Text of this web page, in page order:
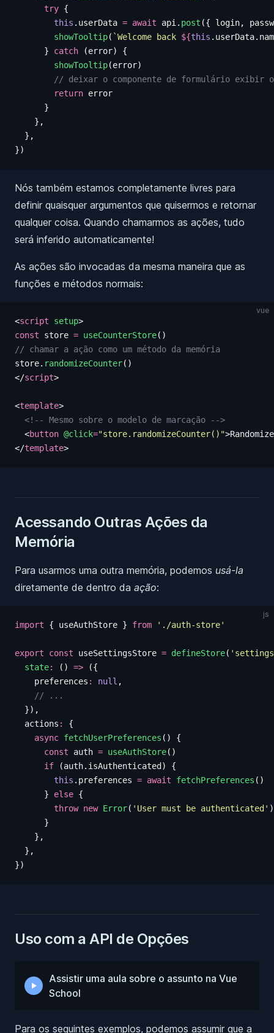
      try
{
        this
. userData = await api . post ({ login,
        showTooltip
( `Welcome back ${this . userData.
      }
catch (error)
{
        showTooltip
(error)
// deixar o componente de formulário exibir
        return
error
      }
    },
  },
})
Nós também estamos completamente livres para
definir quaisquer argumentos que quisermos e retornar
qualquer coisa. Quando chamarmos as ações, tudo
será inferido automaticamente!
As ações são invocadas da mesma maneira que as
funções e métodos normais:
vue
<script setup>
const store = useCounterStore()
// chamar a ação como um método da memória
store. randomizeCounter()
</script>
<template>
  <!-- Mesmo sobre o modelo de marcação -->
  <
button @click="store.randomizeCounter() ">Randomize
</template>
Acessando Outras Ações da
Memória
Para usarmos uma outra memória, podemos usá-la
diretamente de dentro da ação:
js
import { useAuthStore } from ' ./auth-store'
export const useSettingsStore = defineStore( ' settings
  state
: () => ({
    preferences
: null ,
    // ...
  }),
  actions
:
{
    async
fetchUserPreferences ()
{
      const
auth = useAuthStore()
      if
(auth. isAuthenticated )
{
        this
. preferences = await fetchPreferences ()
      }
else {
        throw
new Error( ' User must be authenticated ' )
      }
    },
  },
})
Uso com a API de Opções
Assistir uma aula sobre o assunto na Vue
School
Para os seguintes exemplos, podemos assumir que a